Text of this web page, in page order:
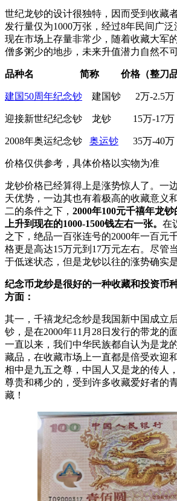
世纪龙钞的设计很独特，因而受到收藏
发行量仅为1000万张，经过8年民间广泛
现在市场上存量非常少，随着收藏大军
僧多粥少的地步，未来升值潜力自然不可
品种名 简称 价格（整刀
建国50周年纪念钞 建国钞 2万-2.5万
迎接新世纪纪念钞 龙钞 15万-17万
2008年奥运纪念钞 奥运钞 35万-40万
价格仅供参考，具体价格以实物为准
龙钞价格已经算得上是涨势惊人了。一
天优势，一边其也有着极高的收藏意义
二的条件之下， 2000年100元千禧年龙
上升到现在的1000-1500钱左右一张。 在
之下，绝品一百张连号的2000年一百元
格更是高达15万元到17万元左右。尽管
于低迷状态，但是龙钞以往的涨势确实
纪念币龙纱是很好的一种收藏和投资币
方面：
其一，千禧龙纪念纱是我国新中国成立
钞，是在2000年11月28日发行的带龙的
一直以来，我们中华民族都自认为是龙
藏品，在收藏市场上一直都是倍受欢迎
相中是九五之尊，中国人又是龙的传人
尊贵和稀少的，受到许多收藏爱好者的
藏！